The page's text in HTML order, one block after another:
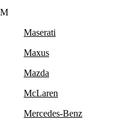
M
Maserati
Maxus
Mazda
McLaren
Mercedes-Benz